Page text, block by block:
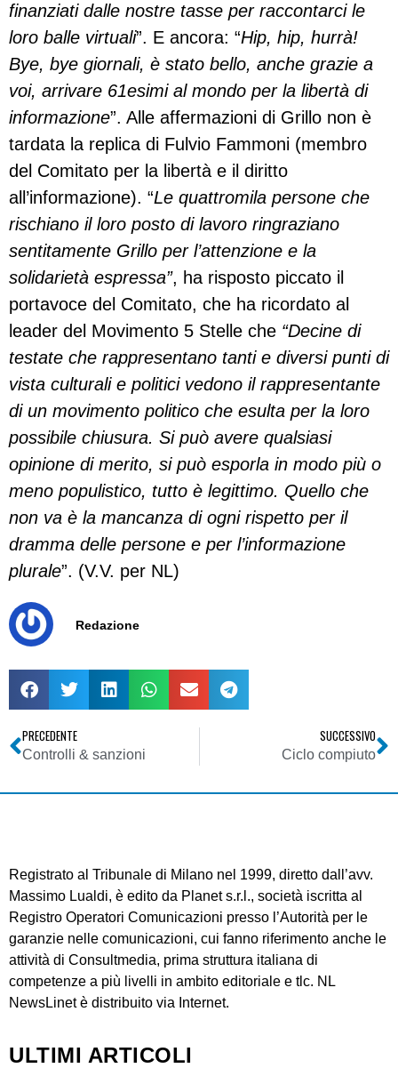
finanziati dalle nostre tasse per raccontarci le
loro balle virtuali”. E ancora: “Hip, hip, hurrà!
Bye, bye giornali, è stato bello, anche grazie a
voi, arrivare 61esimi al mondo per la libertà di
informazione”. Alle affermazioni di Grillo non è
tardata la replica di Fulvio Fammoni (membro
del Comitato per la libertà e il diritto
all’informazione). “Le quattromila persone che
rischiano il loro posto di lavoro ringraziano
sentitamente Grillo per l’attenzione e la
solidarietà espressa”, ha risposto piccato il
portavoce del Comitato, che ha ricordato al
leader del Movimento 5 Stelle che “Decine di
testate che rappresentano tanti e diversi punti di
vista culturali e politici vedono il rappresentante
di un movimento politico che esulta per la loro
possibile chiusura. Si può avere qualsiasi
opinione di merito, si può esporla in modo più o
meno populistico, tutto è legittimo. Quello che
non va è la mancanza di ogni rispetto per il
dramma delle persone e per l’informazione
plurale”. (V.V. per NL)
Redazione
PRECEDENTE
Controlli & sanzioni
SUCCESSIVO
Ciclo compiuto
Registrato al Tribunale di Milano nel 1999, diretto dall’avv.
Massimo Lualdi, è edito da Planet s.r.l., società iscritta al
Registro Operatori Comunicazioni presso l’Autorità per le
garanzie nelle comunicazioni, cui fanno riferimento anche le
attività di Consultmedia, prima struttura italiana di
competenze a più livelli in ambito editoriale e tlc. NL
NewsLinet è distribuito via Internet.
ULTIMI ARTICOLI